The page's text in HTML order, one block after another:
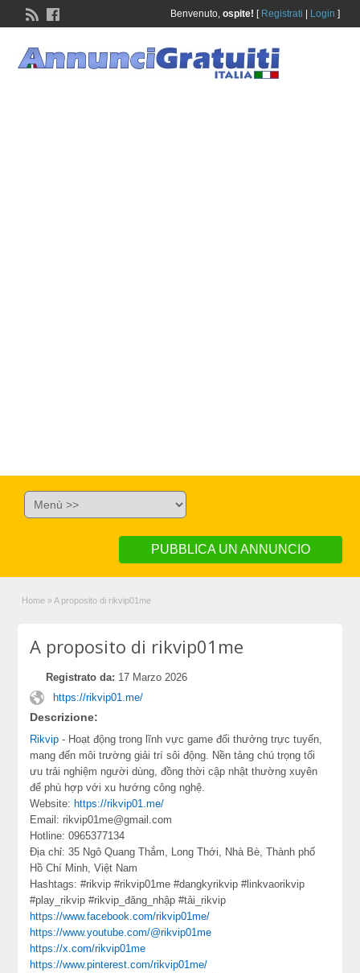
Benvenuto, ospite! [ Registrati Login ]
PUBBLICA UN ANNUNCIO
Home » A proposito di rikvip01me
A proposito di rikvip01me
Registrato da: 17 Marzo 2026
https://rikvip01.me/
Descrizione:
Rikvip - Hoạt động trong lĩnh vực game đổi thưởng trực tuyến,
mang đến môi trường giải trí sôi động. Nền tảng chú trọng tối
ưu trải nghiệm người dùng, đồng thời cập nhật thường xuyên
để phù hợp với xu hướng công nghệ.
Website: https://rikvip01.me/
Email: rikvip01me@gmail.com
Hotline: 0965377134
Địa chỉ: 35 Ngô Quang Thắm, Long Thới, Nhà Bè, Thành phố
Hồ Chí Minh, Việt Nam
Hashtags: #rikvip #rikvip01me #dangkyrikvip #linkvaorikvip
#play_rikvip #rikvip_đăng_nhập #tải_rikvip
https://www.facebook.com/rikvip01me/
https://www.youtube.com/@rikvip01me
https://x.com/rikvip01me
https://www.pinterest.com/rikvip01me/